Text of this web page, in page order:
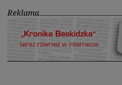
Reklama